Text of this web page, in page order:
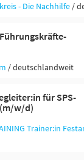
- Die Nachhilfe /
/ deutschlandweit
für SPS-
w/d)
Trainer:in